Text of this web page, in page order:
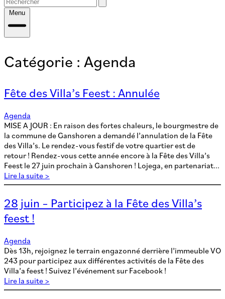
Menu
Catégorie : Agenda
Fête des Villa’s Feest : Annulée
Agenda
MISE A JOUR : En raison des fortes chaleurs, le bourgmestre de
la commune de Ganshoren a demandé l’annulation de la Fête
des Villa’s. Le rendez-vous festif de votre quartier est de
retour ! Rendez-vous cette année encore à la Fête des Villa’s
Feest le 27 juin prochain à Ganshoren ! Lojega, en partenariat...
Lire la suite >
28 juin – Participez à la Fête des Villa’s
feest !
Agenda
Dès 13h, rejoignez le terrain engazonné derrière l’immeuble VO
243 pour participez aux différentes activités de la Fête des
Villa’a feest ! Suivez l’événement sur Facebook !
Lire la suite >